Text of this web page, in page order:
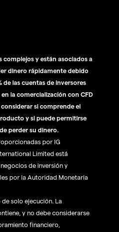
complejos y están asociados a
dinero rápidamente debido
de las cuentas de inversores
la comercialización con CFD
si comprende el
y si puede permitirse
perder su dinero.
por IG
Limited está
de inversión y
por la Autoridad Monetaria
solo ejecución. La
y no debe considerarse
financiero,